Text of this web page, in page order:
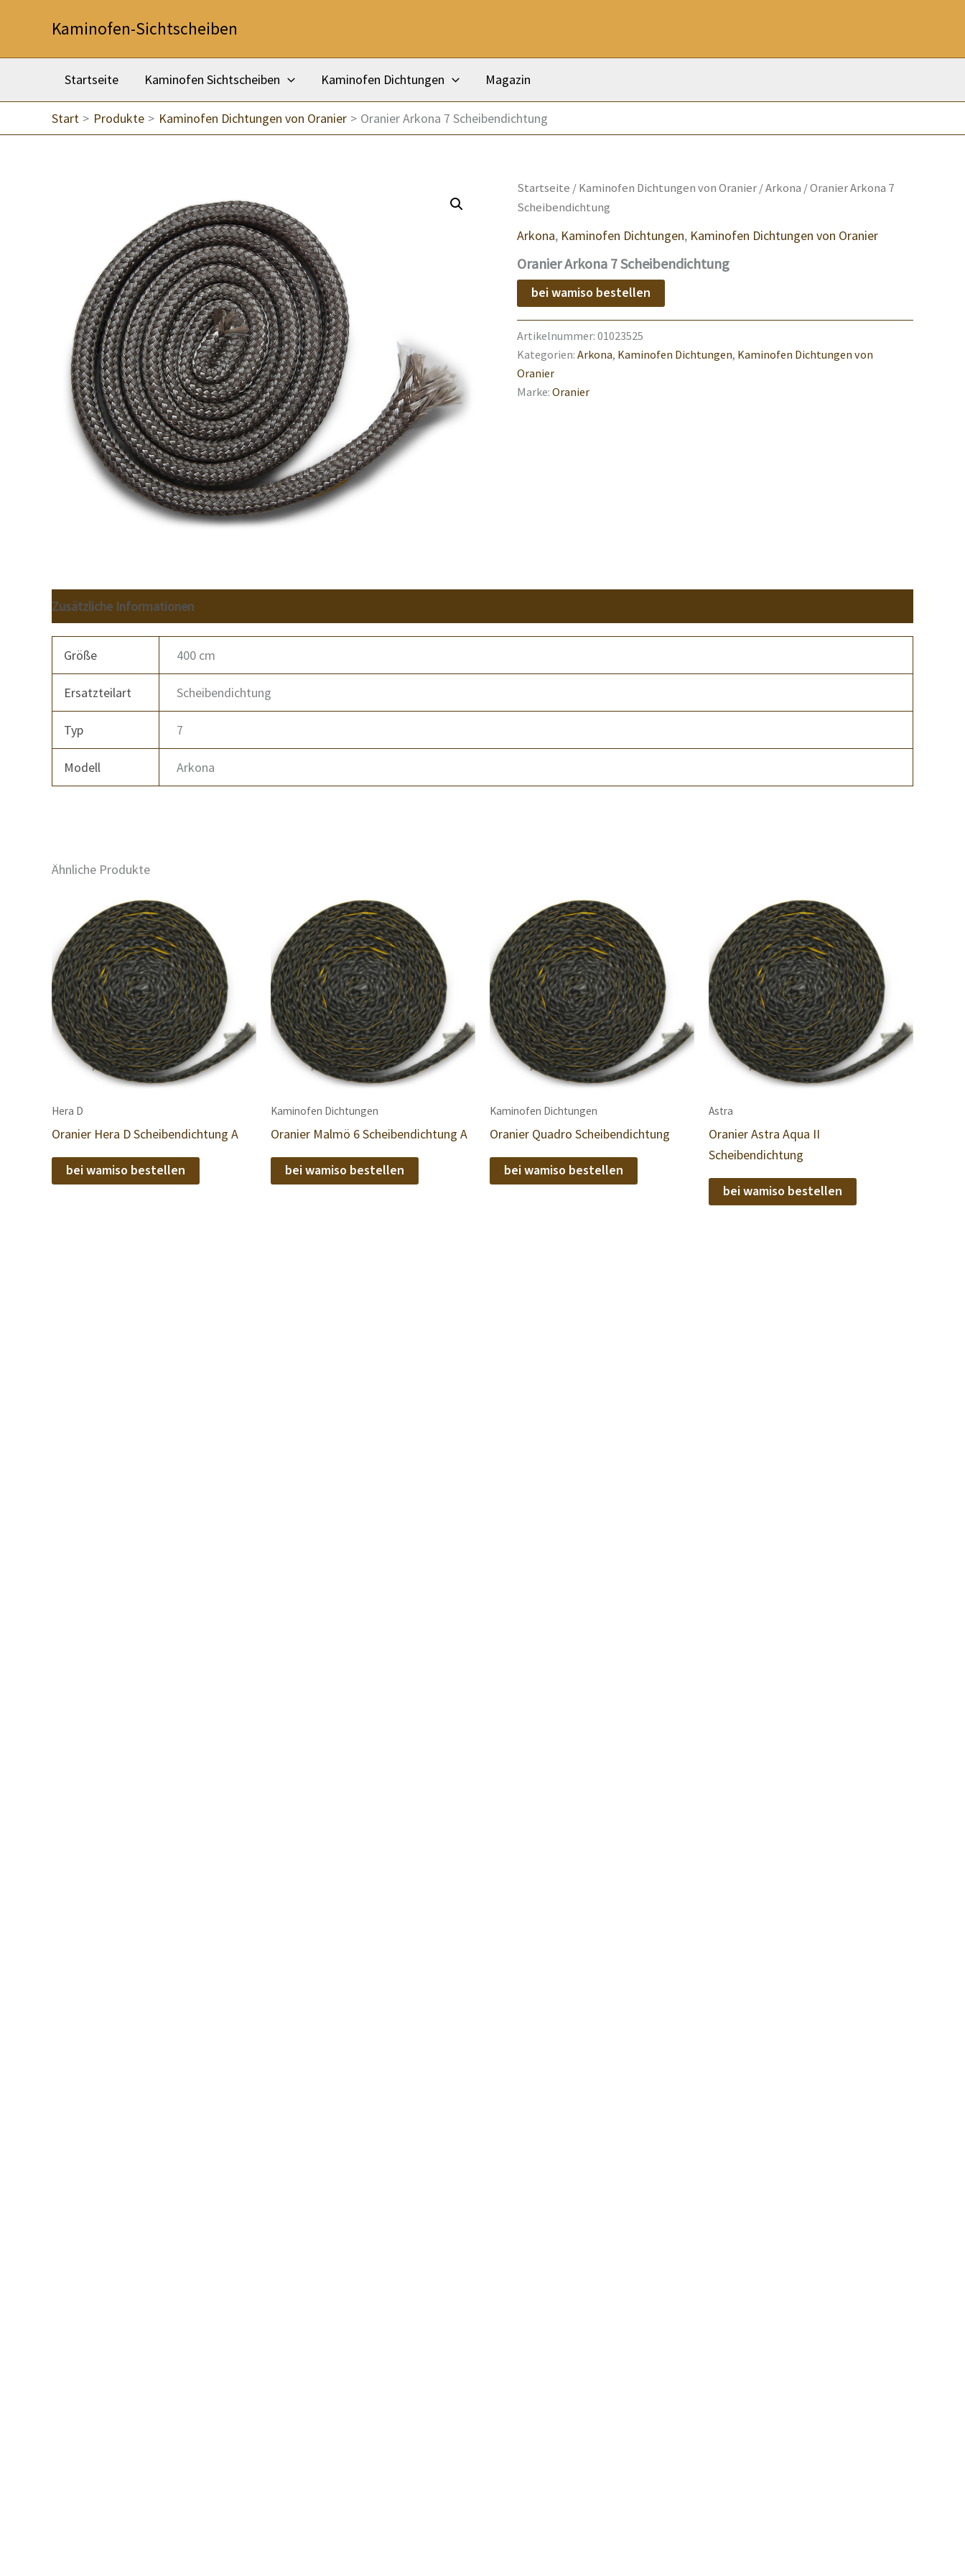
Kaminofen-Sichtscheiben
Startseite Kaminofen Sichtscheiben Kaminofen Dichtungen Magazin
Start Produkte Kaminofen Dichtungen von Oranier Oranier Arkona 7 Scheibendichtung
Startseite /Kaminofen Dichtungen von Oranier/Arkona / Oranier Arkona 7
Scheibendichtung
Arkona, Kaminofen Dichtungen, Kaminofen Dichtungen von Oranier
Oranier Arkona 7 Scheibendichtung
bei wamiso bestellen
Artikelnummer: 01023525
Kategorien: Arkona, Kaminofen Dichtungen, Kaminofen Dichtungen von
Oranier
Marke: Oranier
Zusätzliche Informationen
Größe 400 cm
Ersatzteilart Scheibendichtung
Typ 7
Modell Arkona
Ähnliche Produkte
Hera D
Oranier Hera D Scheibendichtung A
bei wamiso bestellen
Kaminofen Dichtungen
Oranier Malmö 6 Scheibendichtung A
bei wamiso bestellen
Kaminofen Dichtungen
Oranier Quadro Scheibendichtung
bei wamiso bestellen
Astra
Oranier Astra Aqua II
Scheibendichtung
bei wamiso bestellen